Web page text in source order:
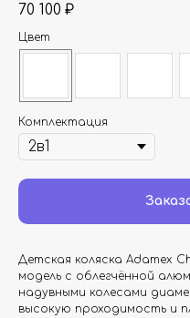
70 100 ₽
Цвет
Комплектация
Детская коляска Adamex
модель с облегчённой
надувными колесами
высокую проходимость и